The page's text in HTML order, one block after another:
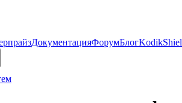
ДокументацияФорумБлог